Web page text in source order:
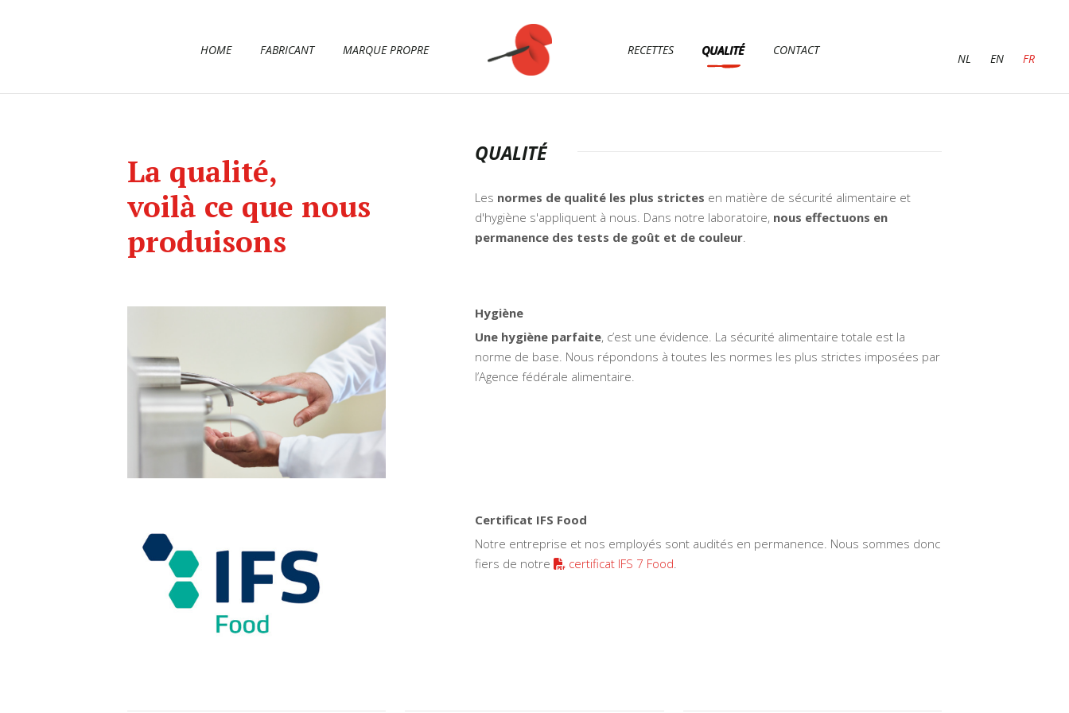
HOME FABRICANT MARQUE PROPRE RECETTES QUALITÉ CONTACT
NL EN FR
La qualité,
voilà ce que nous
produisons
QUALITÉ
Les normes de qualité les plus strictes en matière de sécurité alimentaire et
d'hygiène s'appliquent à nous. Dans notre laboratoire, nous effectuons en
permanence des tests de goût et de couleur.
Hygiène
Une hygiène parfaite, c’est une évidence. La sécurité alimentaire totale est la
norme de base. Nous répondons à toutes les normes les plus strictes imposées par
l’Agence fédérale alimentaire.
Certificat IFS Food
Notre entreprise et nos employés sont audités en permanence. Nous sommes donc
fiers de notre
certificat IFS 7 Food